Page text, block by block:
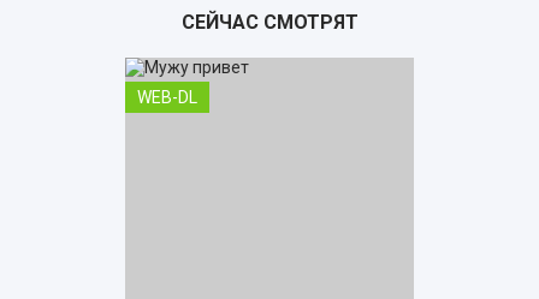
СЕЙЧАС СМОТРЯТ
WEB-DL